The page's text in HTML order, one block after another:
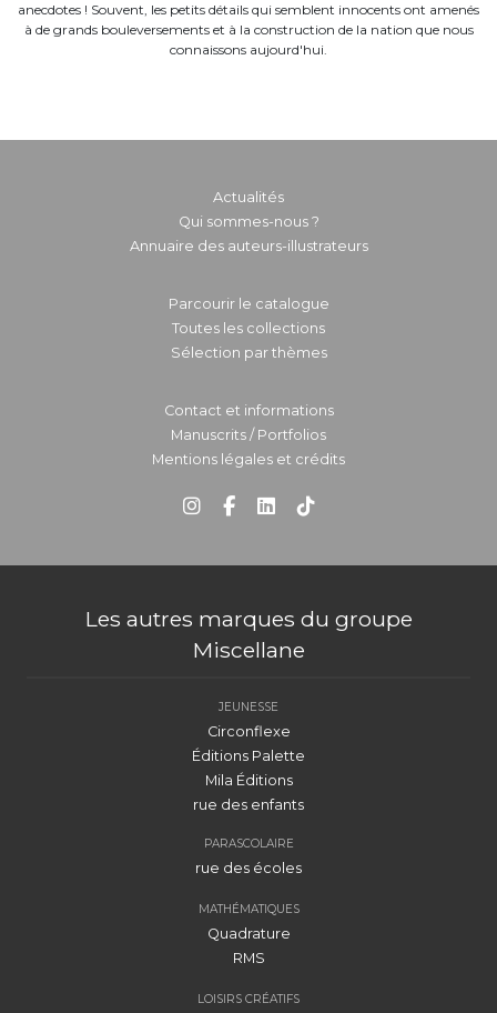
anecdotes ! Souvent, les petits détails qui semblent innocents ont amenés
à de grands bouleversements et à la construction de la nation que nous
connaissons aujourd'hui.
Actualités
Qui sommes-nous ?
Annuaire des auteurs-illustrateurs
Parcourir le catalogue
Toutes les collections
Sélection par thèmes
Contact et informations
Manuscrits / Portfolios
Mentions légales et crédits
Les autres marques du groupe
Miscellane
JEUNESSE
Circonflexe
Éditions Palette
Mila Éditions
rue des enfants
PARASCOLAIRE
rue des écoles
MATHÉMATIQUES
Quadrature
RMS
LOISIRS CRÉATIFS